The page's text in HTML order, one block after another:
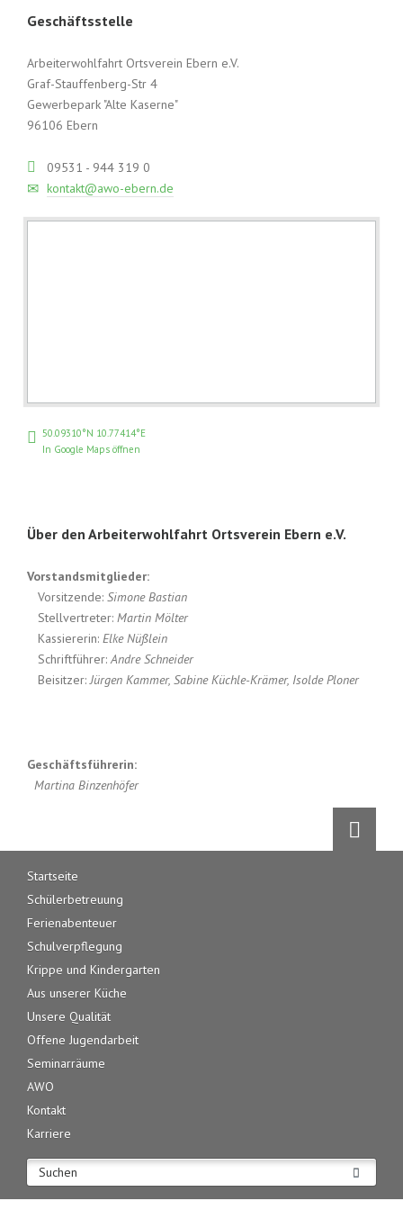
Geschäftsstelle
Arbeiterwohlfahrt Ortsverein Ebern e.V.
Graf-Stauffenberg-Str 4
Gewerbepark "Alte Kaserne"
96106 Ebern
09531 - 944 319 0
kontakt@awo-ebern.de
50.09310°N 10.77414°E
In Google Maps öffnen
Über den Arbeiterwohlfahrt Ortsverein Ebern e.V.
Vorstandsmitglieder:
Vorsitzende: Simone Bastian
Stellvertreter: Martin Mölter
Kassiererin: Elke Nüßlein
Schriftführer:Andre Schneider
Beisitzer:Jürgen Kammer, Sabine Küchle-Krämer, Isolde Ploner
Geschäftsführerin:
Martina Binzenhöfer
überspringen
Startseite
Schülerbetreuung
Ferienabenteuer
Schulverpflegung
Krippe und Kindergarten
Aus unserer Küche
Unsere Qualität
Offene Jugendarbeit
Seminarräume
AWO
Kontakt
Karriere
Suchen